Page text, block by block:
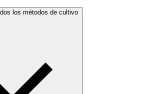
los métodos de cultivo